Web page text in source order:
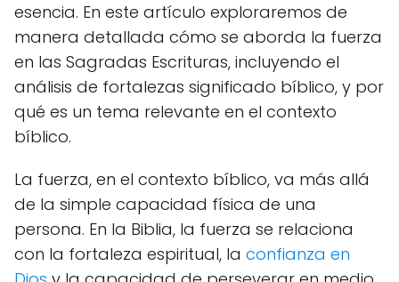
esencia. En este artículo exploraremos de
manera detallada cómo se aborda la fuerza
en las Sagradas Escrituras, incluyendo el
análisis de fortalezas significado bíblico, y por
qué es un tema relevante en el contexto
bíblico.
La fuerza, en el contexto bíblico, va más allá
de la simple capacidad física de una
persona. En la Biblia, la fuerza se relaciona
con la fortaleza espiritual, la confianza en